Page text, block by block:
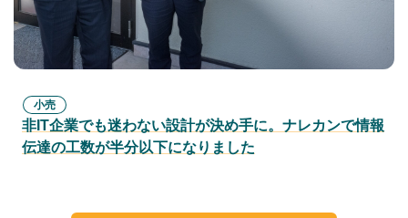
小売
非IT企業でも迷わない設計が決め手に。ナレカンで情報
伝達の工数が半分以下になりました